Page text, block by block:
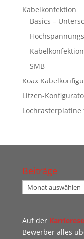
Kabelkonfektion
Basics –
SMB
Koax
Litzen-
Lochrasterplatine
Beiträge
Beiträge
Auf der
Bewerber alles